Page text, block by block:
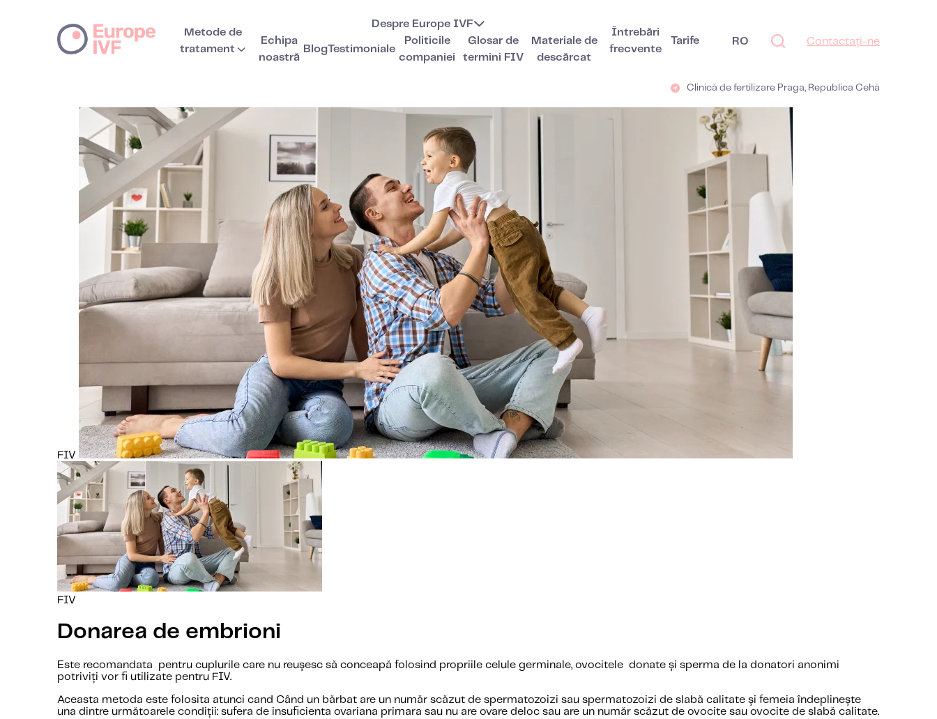
Metode de
tratament
Despre Europe IVF
Echipa
noastră
BlogTestimoniale
Politicile
companiei
Glosar de
termini FIV
Materiale de
descărcat
Întrebări
frecvente
Tarife RO Contactați-ne
Clinică de fertilizare Praga, Republica Cehă
FIV
FIV
Donarea de embrioni
Este recomandata pentru cuplurile care nu reușesc să conceapă folosind propriile celule germinale, ovocitele donate și sperma de la donatori anonimi
potriviți vor fi utilizate pentru FIV.
Aceasta metoda este folosita atunci cand Când un bărbat are un număr scăzut de spermatozoizi sau spermatozoizi de slabă calitate și femeia îndeplinește
una dintre următoarele condiții: sufera de insuficienta ovariana primara sau nu are ovare deloc sau are un număr scăzut de ovocite sau ovocite de slabă calitate.